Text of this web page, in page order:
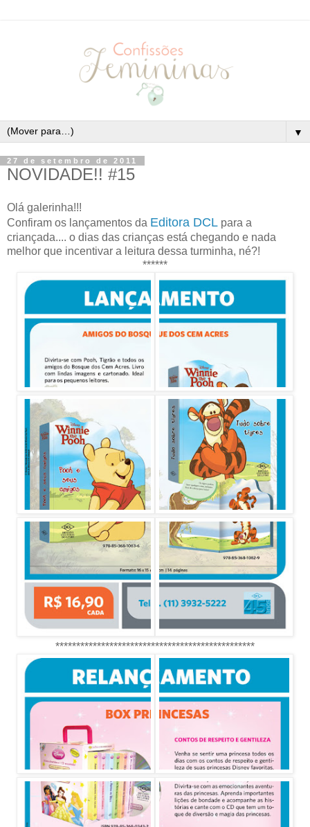
▼
27 de setembro de 2011
NOVIDADE!! #15
Olá galerinha!!!
Confiram os lançamentos da Editora DCL para a
criançada.... o dias das crianças está chegando e nada
melhor que incentivar a leitura dessa turminha, né?!
******
************************************************